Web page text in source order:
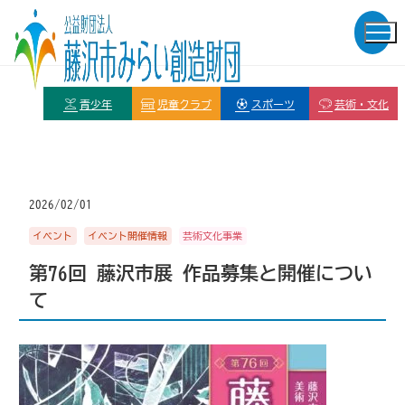
青少年 児童クラブ スポーツ 芸術・文化
2026/02/01
イベント イベント開催情報 芸術文化事業
第76回 藤沢市展 作品募集と開催につい
て